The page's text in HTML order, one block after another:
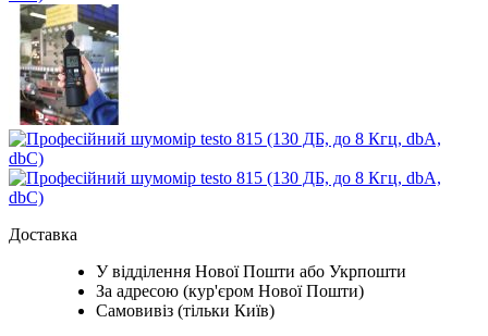
Доставка
У відділення Нової Пошти або Укрпошти
За адресою (кур'єром Нової Пошти)
Самовивіз (тільки Київ)